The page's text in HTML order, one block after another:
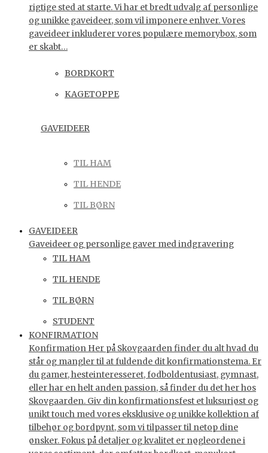
rigtige sted at starte. Vi har et bredt udvalg af personlige
og unikke gaveideer, som vil imponere enhver. Vores
gaveideer inkluderer vores populære memorybox, som
er skabt…
BORDKORT
KAGETOPPE
GAVEIDEER
TIL HAM
TIL HENDE
TIL BØRN
GAVEIDEER
Gaveideer og personlige gaver med indgravering
TIL HAM
TIL HENDE
TIL BØRN
STUDENT
KONFIRMATION
Konfirmation Her på Skovgaarden finder du alt hvad du
står og mangler til at fuldende dit konfirmationstema. Er
du gamer, hesteinteresseret, fodboldentusiast, gymnast,
eller har en helt anden passion, så finder du det her hos
Skovgaarden. Giv din konfirmationsfest et luksuriøst og
unikt touch med vores eksklusive og unikke kollektion af
tilbehør og bordpynt, som vi tilpasser til netop dine
ønsker. Fokus på detaljer og kvalitet er nøgleordene i